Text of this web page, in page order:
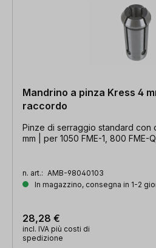
Mandrino a pinza Kress 4
raccordo
Pinze di serraggio standard
mm | per 1050 FME-1, 800 FME-
n. art.: AMB-98040103
In magazzino, consegna in 1-2
28,28 €
incl. IVA più costi di
spedizione